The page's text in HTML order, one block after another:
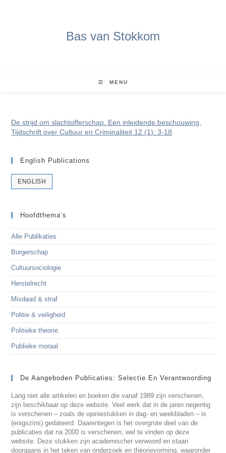
Bas van Stokkom
MENU
De strijd om slachtofferschap. Een inleidende beschouwing,
Tijdschrift over Cultuur en Criminaliteit 12 (1): 3-18
English Publications
ENGLISH
Hoofdthema’s
Alle Publikaties
Burgerschap
Cultuursociologie
Herstelrecht
Misdaad & straf
Politie & veiligheid
Politieke theorie
Publieke moraal
De Aangeboden Publicaties: Selectie En Verantwoording
Lang niet alle artikelen en boeken die vanaf 1989 zijn verschenen,
zijn beschikbaar op deze website. Veel werk dat in de jaren negentig
is verschenen – zoals de opiniestukken in dag- en weekbladen – is
(enigszins) gedateerd. Daarentegen is het overgrote deel van de
publicaties dat na 2000 is verschenen, wel te vinden op deze
website. Deze stukken zijn academischer verwoord en staan
doorgaans in het teken van onderzoek en theorievorming, waaronder